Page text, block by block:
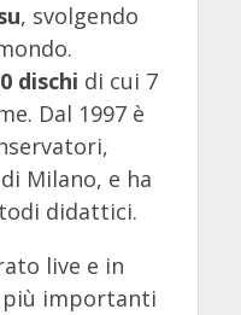
, svolgendo
dischi di cui 7
Dal 1997 è
Milano, e ha
didattici.
live e in
importanti